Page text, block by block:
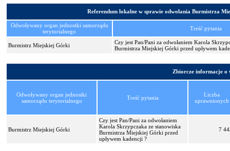
Referendum lokalne w sprawie odwołania Burmistrza
Odwoływany organ jednostki samorządu
terytorialnego
Treść pytania
Burmistrz Miejskiej Górki
Czy jest Pan/Pani za odwołaniem Karola
Burmistrza Miejskiej Górki przed upływem
Zbiorcze informacje o
Odwoływany organ jednostki
samorządu terytorialnego
Treść pytania
Liczba
uprawnionych
Burmistrz Miejskiej Górki
Czy jest Pan/Pani za odwołaniem
Karola Skrzypczaka ze stanowiska
Burmistrza Miejskiej Górki przed
upływem kadencji ?
7